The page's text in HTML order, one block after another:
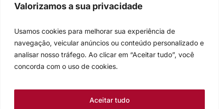
Valorizamos a sua privacidade
Usamos cookies para melhorar sua experiência de
navegação, veicular anúncios ou conteúdo personalizado e
analisar nosso tráfego. Ao clicar em “Aceitar tudo”, você
concorda com o uso de cookies.
Aceitar tudo
Igreja Evangélica de Confissão Luterana no Brasil
Sede nacional: Rua Senhor dos Passos, 202/4º andar Centro -